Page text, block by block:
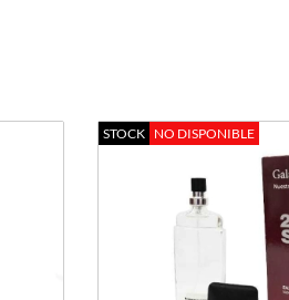
STOCK NO DISPONIBLE